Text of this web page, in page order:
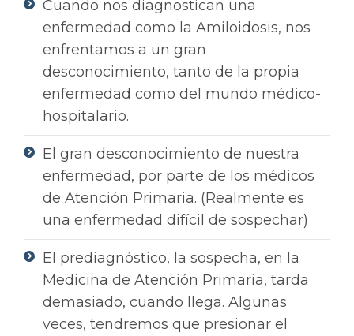
Cuando nos diagnostican una
enfermedad como la Amiloidosis, nos
enfrentamos a un gran
desconocimiento, tanto de la propia
enfermedad como del mundo médico-
hospitalario.
El gran desconocimiento de nuestra
enfermedad, por parte de los médicos
de Atención Primaria. (Realmente es
una enfermedad difícil de sospechar)
El prediagnóstico, la sospecha, en la
Medicina de Atención Primaria, tarda
demasiado, cuando llega. Algunas
veces, tendremos que presionar el